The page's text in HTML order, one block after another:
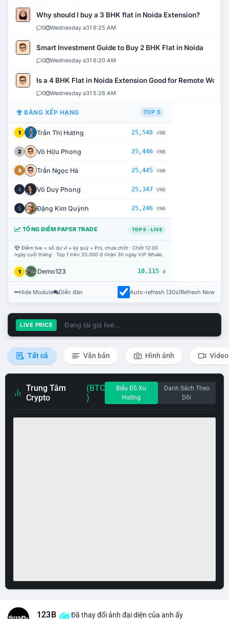
Why should I buy a 3 BHK flat in Noida Extension?
0 Wednesday a31 6:25 AM
Smart Investment Guide to Buy 2 BHK Flat in Noida
0 Wednesday a31 6:20 AM
Is a 4 BHK Flat in Noida Extension Good for Remote Work?
0 Wednesday a31 5:26 AM
BẢNG XẾP HẠNG TOP 5
1 Trần Thị Hương 25,548 VNĐ
2 Võ Hữu Phong 25,446 VNĐ
3 Trần Ngọc Hà 25,445 VNĐ
4 Võ Duy Phong 25,347 VNĐ
5 Đặng Kim Quỳnh 25,246 VNĐ
TỔNG ĐIỂM PAPER TRADE TOP 5 · LIVE
Điểm live = số dư ví + ký quỹ + PnL chưa chốt · Chốt 12:00
ngày cuối tháng · Top 1 trên 20.000 đ nhận 30 ngày VIP Whale.
1 Demo123 10.115 đ
Hide Module Diễn đàn Auto-refresh (30s)Refresh Now
LIVE PRICE Đang tải giá live...
Tất cả Văn bản Hình ảnh Video
Trung Tâm
Crypto
(BTC
)
Biểu Đồ Xu
Hướng
Danh Sách Theo
Dõi
123B Đã thay đổi ảnh đại diện của anh ấy